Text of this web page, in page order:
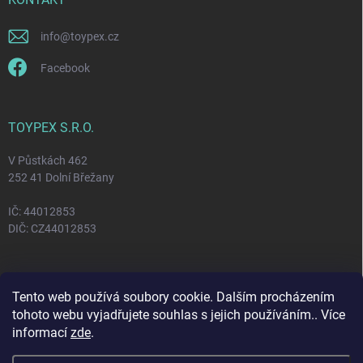
Tento web používá soubory cookie. Dalším procházením
tohoto webu vyjadřujete souhlas s jejich používáním.. Více
informací zde.
info@toypex.cz
Facebook
TOYPEX S.R.O.
V Půstkách 462
252 41 Dolní Břežany
IČ: 44012853
DIČ: CZ44012853